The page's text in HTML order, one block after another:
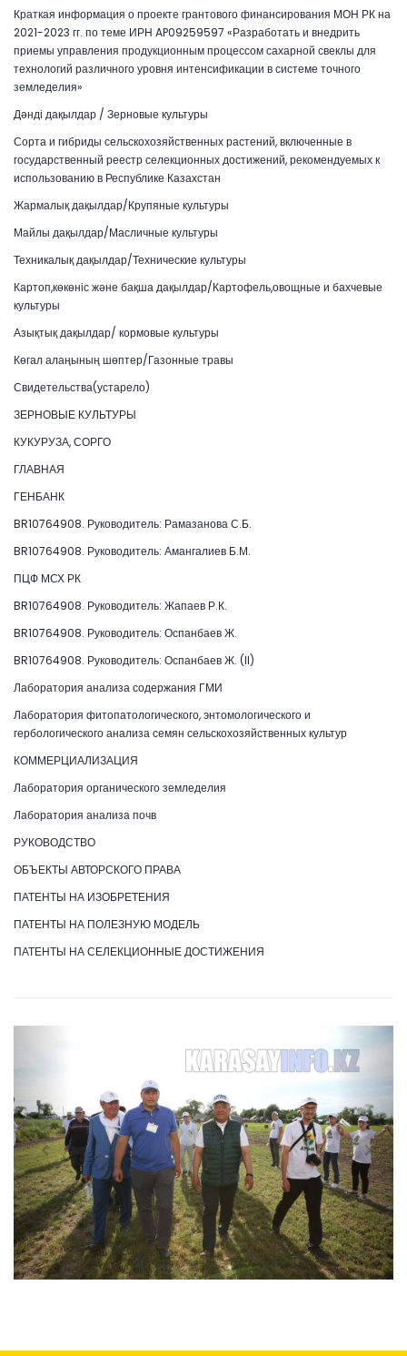
Краткая информация о проекте грантового финансирования МОН РК на
2021-2023 гг. по теме ИРН AP09259597 «Разработать и внедрить
приемы управления продукционным процессом сахарной свеклы для
технологий различного уровня интенсификации в системе точного
земледелия»
Дәнді дақылдар / Зерновые культуры
Сорта и гибриды сельскохозяйственных растений, включенные в
государственный реестр селекционных достижений, рекомендуемых к
использованию в Республике Казахстан
Жармалық дақылдар/Крупяные культуры
Майлы дақылдар/Масличные культуры
Техникалық дақылдар/Технические культуры
Картоп,көкөніс және бақша дақылдар/Картофель,овощные и бахчевые
культуры
Азықтық дақылдар/ кормовые культуры
Көгал алаңының шөптер/Газонные травы
Свидетельства(устарело)
ЗЕРНОВЫЕ КУЛЬТУРЫ
КУКУРУЗА, СОРГО
ГЛАВНАЯ
ГЕНБАНК
BR10764908. Руководитель: Рамазанова С.Б.
BR10764908. Руководитель: Амангалиев Б.М.
ПЦФ МСХ РК
BR10764908. Руководитель: Жапаев Р.К.
BR10764908. Руководитель: Оспанбаев Ж.
BR10764908. Руководитель: Оспанбаев Ж. (II)
Лаборатория анализа содержания ГМИ
Лаборатория фитопатологического, энтомологического и
гербологического анализа семян сельскохозяйственных культур
КОММЕРЦИАЛИЗАЦИЯ
Лаборатория органического земледелия
Лаборатория анализа почв
РУКОВОДСТВО
ОБЪЕКТЫ АВТОРСКОГО ПРАВА
ПАТЕНТЫ НА ИЗОБРЕТЕНИЯ
ПАТЕНТЫ НА ПОЛЕЗНУЮ МОДЕЛЬ
ПАТЕНТЫ НА СЕЛЕКЦИОННЫЕ ДОСТИЖЕНИЯ
Previous Next